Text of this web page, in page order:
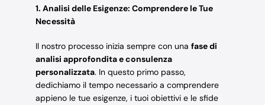
1. Analisi delle Esigenze: Comprendere le Tue
Necessità
Il nostro processo inizia sempre con una fase di
analisi approfondita e consulenza
personalizzata. In questo primo passo,
dedichiamo il tempo necessario a comprendere
appieno le tue esigenze, i tuoi obiettivi e le sfide